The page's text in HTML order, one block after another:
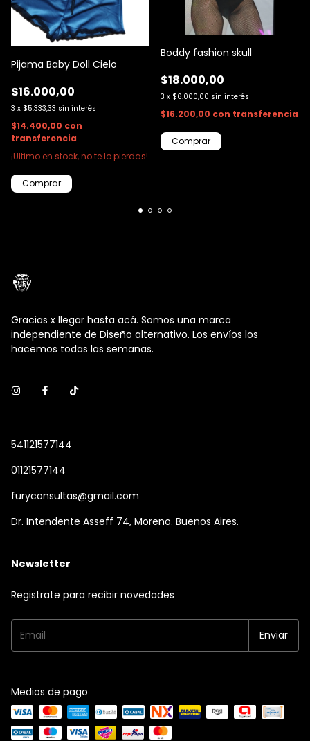
Pijama Baby Doll Cielo
$16.000,00
3 x $5.333,33 sin interés
$14.400,00 con
transferencia
¡Ultimo en stock, no te lo pierdas!
Comprar
Boddy fashion skull
$18.000,00
3 x $6.000,00 sin interés
$16.200,00 con transferencia
Comprar
Gracias x llegar hasta acá. Somos una marca
independiente de Diseño alternativo. Los envíos los
hacemos todas las semanas.
541121577144
01121577144
furyconsultas@gmail.com
Dr. Intendente Asseff 74, Moreno. Buenos Aires.
Newsletter
Registrate para recibir novedades
Medios de pago